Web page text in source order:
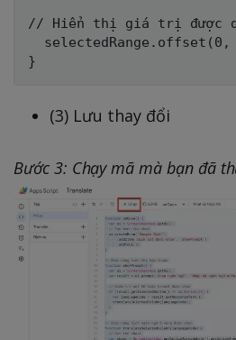
// Hiển thị giá trị được
(3) Lưu thay đổi
Bước 3: Chạy mã mà bạn đã